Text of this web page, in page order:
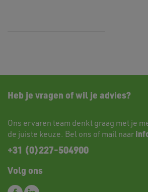
Heb je vragen of wil je advies?
Ons ervaren team denkt graag met je
de juiste keuze. Bel ons of mail naar
+31 (0)227-504900
Volg ons